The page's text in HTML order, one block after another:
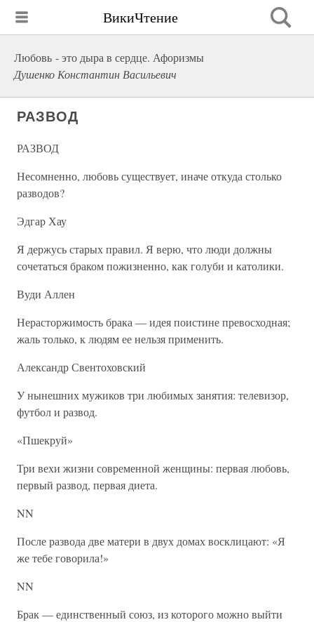
ВикиЧтение
Любовь - это дыра в сердце. Афоризмы
Душенко Константин Васильевич
РАЗВОД
РАЗВОД
Несомненно, любовь существует, иначе откуда столько
разводов?
Эдгар Хау
Я держусь старых правил. Я верю, что люди должны
сочетаться браком пожизненно, как голуби и католики.
Вуди Аллен
Нерасторжимость брака — идея поистине превосходная;
жаль только, к людям ее нельзя применить.
Александр Свентоховский
У нынешних мужиков три любимых занятия: телевизор,
футбол и развод.
«Пшекруй»
Три вехи жизни современной женщины: первая любовь,
первый развод, первая диета.
NN
После развода две матери в двух домах восклицают: «Я
же тебе говорила!»
NN
Брак — единственный союз, из которого можно выйти